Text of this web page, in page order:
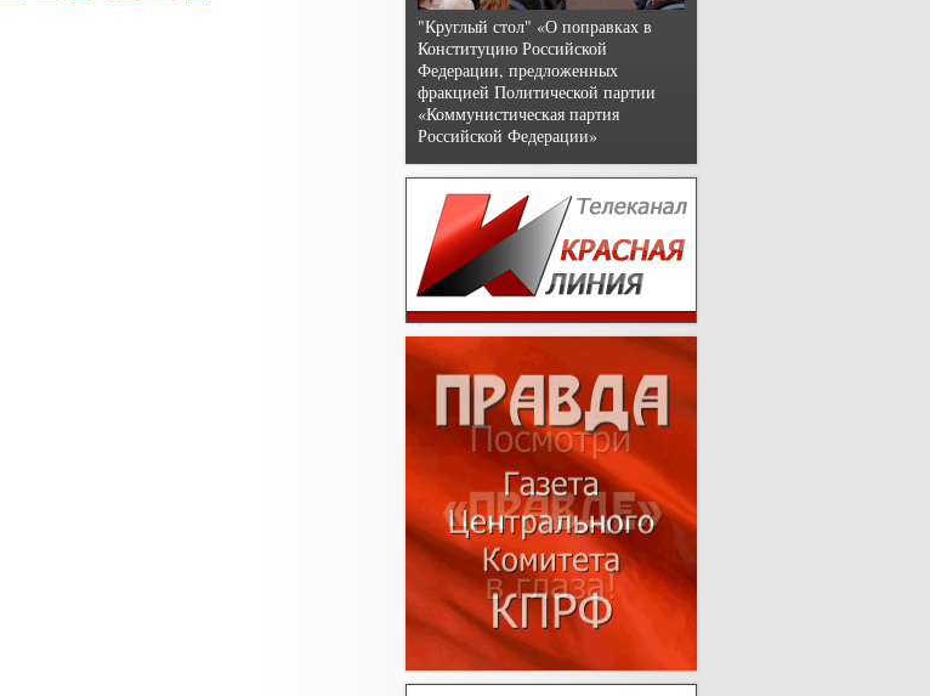
"Круглый стол" «О поправках в
Конституцию Российской
Федерации, предложенных
фракцией Политической партии
«Коммунистическая партия
Российской Федерации»